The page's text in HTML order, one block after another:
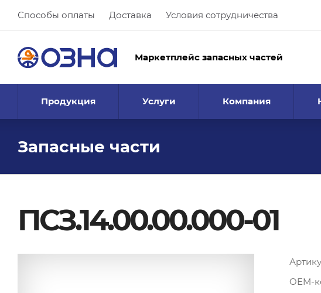
Способы оплаты Доставка Условия сотрудничества
Маркетплейс запасных частей
Продукция Услуги Компания
Запасные части
ПСЗ.14.00.00.000-01
OEM-